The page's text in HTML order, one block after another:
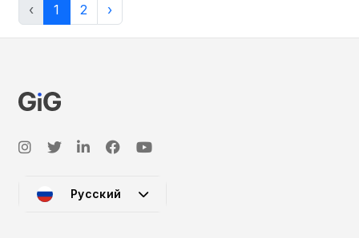
‹ 1 2 ›
Русский